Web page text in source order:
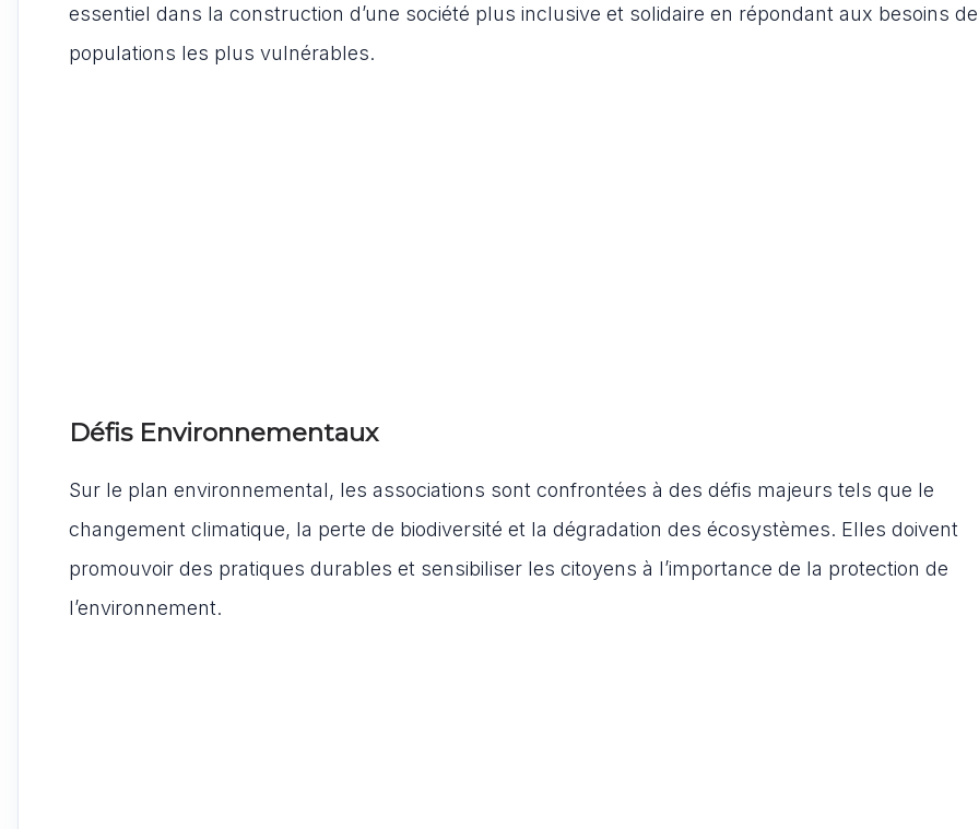
essentiel dans la construction d’une société plus inclusive et solidaire en répondant aux besoins
populations les plus vulnérables.
Défis Environnementaux
Sur le plan environnemental, les associations sont confrontées à des défis majeurs tels que le
changement climatique, la perte de biodiversité et la dégradation des écosystèmes. Elles doivent
promouvoir des pratiques durables et sensibiliser les citoyens à l’importance de la protection de
l’environnement.